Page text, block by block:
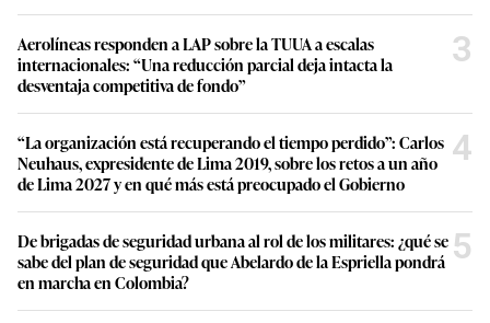
Aerolíneas responden a LAP sobre la TUUA a escalas
internacionales: “Una reducción parcial deja intacta la
desventaja competitiva de fondo”
3
“La organización está recuperando el tiempo perdido”: Carlos
Neuhaus, expresidente de Lima 2019, sobre los retos a un año
de Lima 2027 y en qué más está preocupado el Gobierno
4
De brigadas de seguridad urbana al rol de los militares: ¿qué se
sabe del plan de seguridad que Abelardo de la Espriella pondrá
en marcha en Colombia?
5